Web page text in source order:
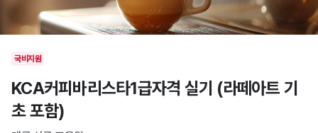
국비지원
KCA커피바리스타1급자격 실기 (라떼아트 기
초 포함)